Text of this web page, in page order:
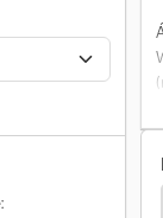
Teherautó